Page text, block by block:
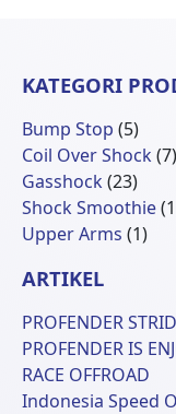
KATEGORI
Bump Stop 55
Coil Over Shock 77
Gasshock 2323
Shock Smoothie 1
Upper Arms 11
ARTIKEL
PROFENDER
PROFENDER IS
RACE OFFROAD
Indonesia Speed